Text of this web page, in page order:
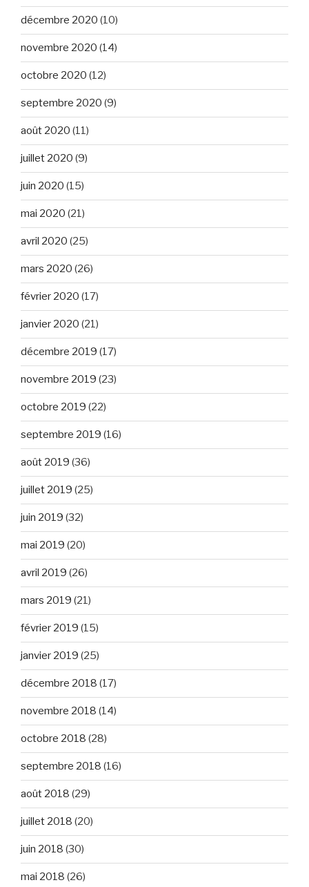
décembre 2020 (10)
novembre 2020 (14)
octobre 2020 (12)
septembre 2020 (9)
août 2020 (11)
juillet 2020 (9)
juin 2020 (15)
mai 2020 (21)
avril 2020 (25)
mars 2020 (26)
février 2020 (17)
janvier 2020 (21)
décembre 2019 (17)
novembre 2019 (23)
octobre 2019 (22)
septembre 2019 (16)
août 2019 (36)
juillet 2019 (25)
juin 2019 (32)
mai 2019 (20)
avril 2019 (26)
mars 2019 (21)
février 2019 (15)
janvier 2019 (25)
décembre 2018 (17)
novembre 2018 (14)
octobre 2018 (28)
septembre 2018 (16)
août 2018 (29)
juillet 2018 (20)
juin 2018 (30)
mai 2018 (26)